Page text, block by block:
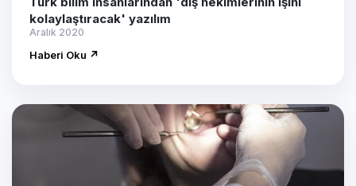
kolaylaştıracak' yazılım
Aralık 2020
Haberi Oku ↗